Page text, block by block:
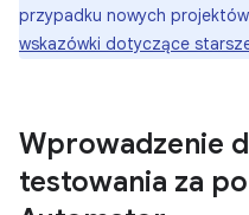
przypadku nowych
wskazówki dotyczące
Wprowadzenie
testowania za